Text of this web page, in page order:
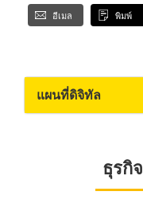
อีเมล พิมพ์
แผนที่ดิจิทัล
ธุรกิ